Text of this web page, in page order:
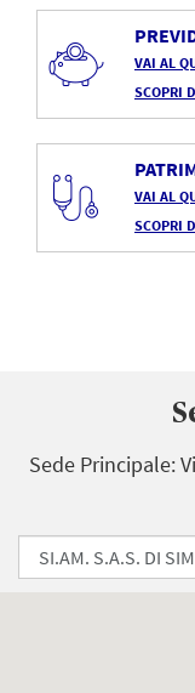
VAI AL
SCOPRI
VAI AL
SCOPRI
Sede Principale: